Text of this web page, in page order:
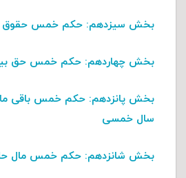
بخش سیزدهم: حکم خمس حقوق
بخش چهاردهم: حکم خمس حق
بخش پانزدهم: حکم خمس باقی
سال خمسی
بخش شانزدهم: حکم خمس مال